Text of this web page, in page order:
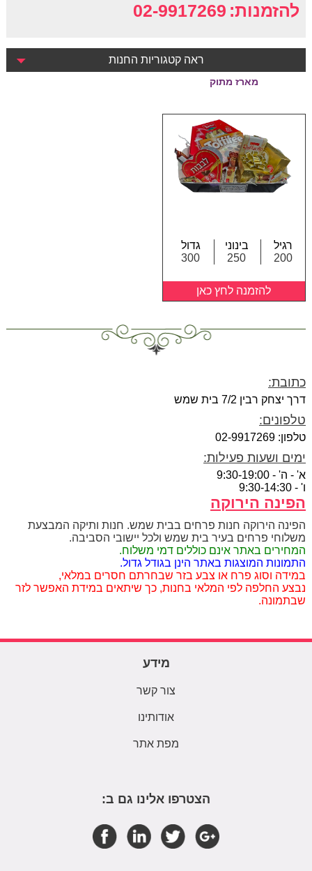
להזמנות: 02-9917269
ראה קטגוריות החנות
מארז מתוק
רגיל
200
בינוני
250
גדול
300
להזמנה לחץ כאן
כתובת:
דרך יצחק רבין 7/2 בית שמש
טלפונים:
טלפון: 02-9917269
ימים ושעות פעילות:
א' - ה' - 9:30-19:00
ו' - 9:30-14:30
הפינה הירוקה
הפינה הירוקה חנות פרחים בבית שמש. חנות ותיקה המבצעת
משלוחי פרחים בעיר בית שמש ולכל יישובי הסביבה.
המחירים באתר אינם כוללים דמי משלוח.
התמונות המוצגות באתר הינן בגודל גדול.
במידה וסוג פרח או צבע בזר שבחרתם חסרים במלאי,
נבצע החלפה לפי המלאי בחנות, כך שיתאים במידת האפשר לזר
שבתמונה.
מידע
צור קשר
אודותינו
מפת אתר
הצטרפו אלינו גם ב: